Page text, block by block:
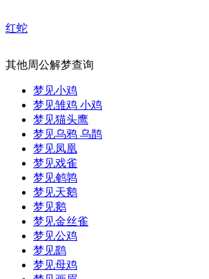
红蛇
其他周公解梦查询
梦见小鸡
梦见雏鸡 小鸡
梦见猫头鹰
梦见乌鸦 乌鹊
梦见凤凰
梦见戏雀
梦见鹌鹑
梦见天鹅
梦见鹅
梦见金丝雀
梦见公鸡
梦见鹞
梦见母鸡